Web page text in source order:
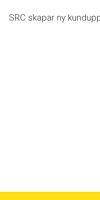
SRC skapar ny